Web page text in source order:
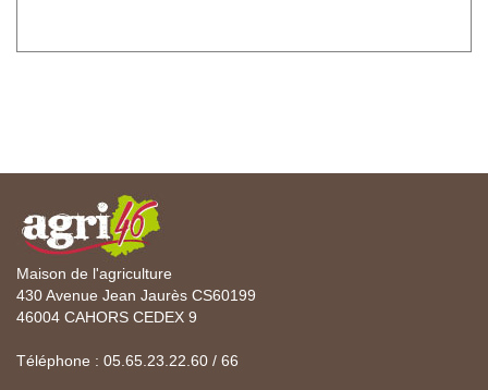
Maison de l'agriculture
430 Avenue Jean Jaurès CS60199
46004 CAHORS CEDEX 9
Téléphone : 05.65.23.22.60 / 66